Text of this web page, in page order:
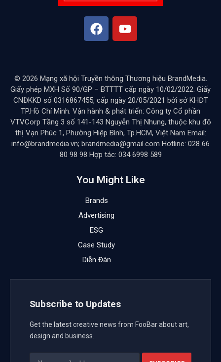
© 2026 Mạng xã hội Truyền thông Thương hiệu BrandMedia.
Giấy phép MXH Số 90/GP – BTTTT cấp ngày 10/02/2022. Giấy
CNĐKKD số 0316867455, cấp ngày 20/05/2021 bởi sở KHĐT
TP.Hồ Chí Minh. Vận hành & phát triển: Công ty Cổ phần
VTVCorp Tầng 3 số 141-143 Nguyễn Thị Nhung, thuộc khu đô
thị Vạn Phúc 1, Phường Hiệp Bình, Tp.HCM, Việt Nam Email:
info@brandmedia.vn; brandmedia@gmail.com Hotline: 028 66
80 98 98 Hợp tác: 034 6998 589
You Might Like
Brands
Advertising
ESG
Case Study
Diễn Đàn
Subscribe to Updates
Get the latest creative news from FooBar about art,
design and business.